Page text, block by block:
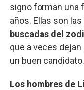
signo forman una
años. Ellas son
buscadas del
que a veces
un buen candidato.
Los hombres de